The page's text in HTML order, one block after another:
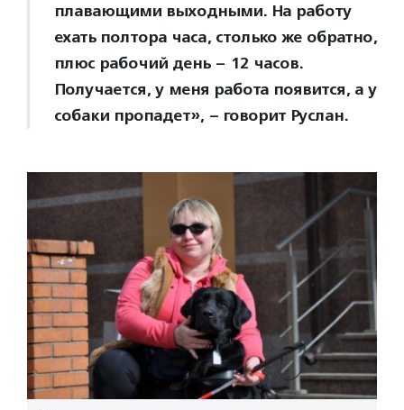
плавающими выходными. На работу
ехать полтора часа, столько же обратно,
плюс рабочий день – 12 часов.
Получается, у меня работа появится, а у
собаки пропадет», – говорит Руслан.